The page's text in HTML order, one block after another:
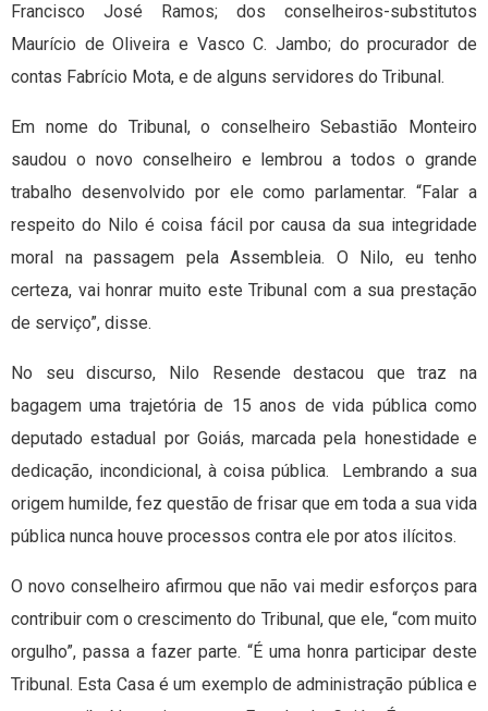
Francisco José Ramos; dos conselheiros-substitutos
Maurício de Oliveira e Vasco C. Jambo; do procurador de
contas Fabrício Mota, e de alguns servidores do Tribunal.
Em nome do Tribunal, o conselheiro Sebastião Monteiro
saudou o novo conselheiro e lembrou a todos o grande
trabalho desenvolvido por ele como parlamentar. “Falar a
respeito do Nilo é coisa fácil por causa da sua integridade
moral na passagem pela Assembleia. O Nilo, eu tenho
certeza, vai honrar muito este Tribunal com a sua prestação
de serviço”, disse.
No seu discurso, Nilo Resende destacou que traz na
bagagem uma trajetória de 15 anos de vida pública como
deputado estadual por Goiás, marcada pela honestidade e
dedicação, incondicional, à coisa pública. Lembrando a sua
origem humilde, fez questão de frisar que em toda a sua vida
pública nunca houve processos contra ele por atos ilícitos.
O novo conselheiro afirmou que não vai medir esforços para
contribuir com o crescimento do Tribunal, que ele, “com muito
orgulho”, passa a fazer parte. “É uma honra participar deste
Tribunal. Esta Casa é um exemplo de administração pública e